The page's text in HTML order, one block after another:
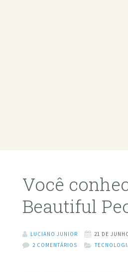
Você
Beautiful
LUCIANO JUNIOR
21 DE
2 COMENTÁRIOS